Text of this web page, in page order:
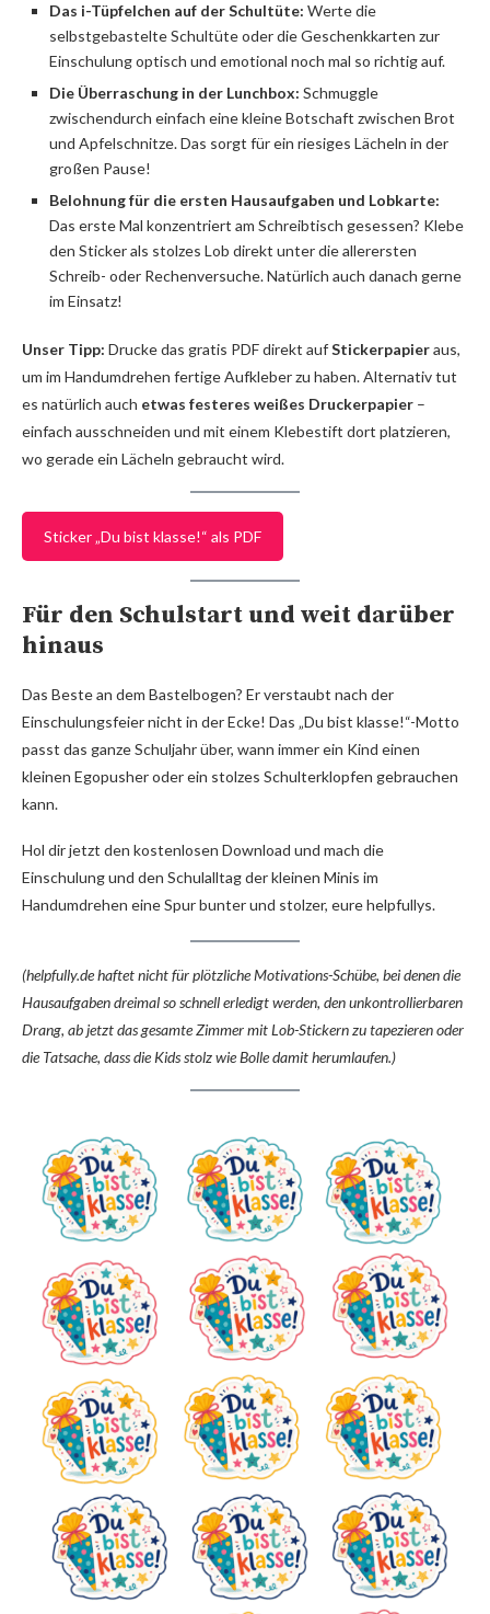
Das i-Tüpfelchen auf der Schultüte: Werte die
selbstgebastelte Schultüte oder die Geschenkkarten zur
Einschulung optisch und emotional noch mal so richtig auf.
Die Überraschung in der Lunchbox: Schmuggle
zwischendurch einfach eine kleine Botschaft zwischen Brot
und Apfelschnitze. Das sorgt für ein riesiges Lächeln in der
großen Pause!
Belohnung für die ersten Hausaufgaben und Lobkarte:
Das erste Mal konzentriert am Schreibtisch gesessen? Klebe
den Sticker als stolzes Lob direkt unter die allerersten
Schreib- oder Rechenversuche. Natürlich auch danach gerne
im Einsatz!
Unser Tipp: Drucke das gratis PDF direkt aufStickerpapieraus,
um im Handumdrehen fertige Aufkleber zu haben. Alternativ tut
es natürlich auch etwas festeres weißes Druckerpapier –
einfach ausschneiden und mit einem Klebestift dort platzieren,
wo gerade ein Lächeln gebraucht wird.
Sticker „Du bist klasse!“ als PDF
Für den Schulstart und weit darüber
hinaus
Das Beste an dem Bastelbogen? Er verstaubt nach der
Einschulungsfeier nicht in der Ecke! Das „Du bist klasse!“-Motto
passt das ganze Schuljahr über, wann immer ein Kind einen
kleinen Egopusher oder ein stolzes Schulterklopfen gebrauchen
kann.
Hol dir jetzt den kostenlosen Download und mach die
Einschulung und den Schulalltag der kleinen Minis im
Handumdrehen eine Spur bunter und stolzer, eure helpfullys.
(helpfully.de haftet nicht für plötzliche Motivations-Schübe, bei denen die
Hausaufgaben dreimal so schnell erledigt werden, den unkontrollierbaren
Drang, ab jetzt das gesamte Zimmer mit Lob-Stickern zu tapezieren oder
die Tatsache, dass die Kids stolz wie Bolle damit herumlaufen.)